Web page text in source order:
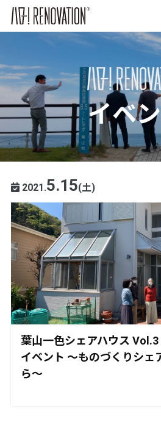
イベ
2021.5.15(土)
葉山一色シェアハウス Vol.3
イベント ～ものづくりシェ
ら～